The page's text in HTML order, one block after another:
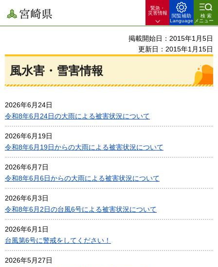
宮崎県
緊急・
災害情報
閲覧補助
Language
検索
メニュー
掲載開始日：2015年1月5日
更新日：2015年1月15日
風水害・雪害情報
2026年6月24日
令和8年6月24日の大雨による被害状況について
2026年6月19日
令和8年6月19日からの大雨による被害状況について
2026年6月7日
令和8年6月6日からの大雨による被害状況について
2026年6月3日
令和8年6月2日の台風6号による被害状況について
2026年6月1日
台風第6号に警戒をしてください！
2026年5月27日